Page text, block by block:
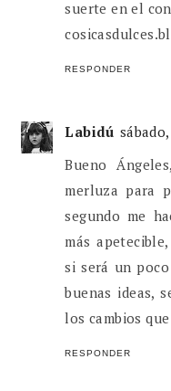
suerte en el
RESPONDER
Labidú
Bueno
merluza para
segundo me
más
si será un
buenas ideas,
los cambios
RESPONDER